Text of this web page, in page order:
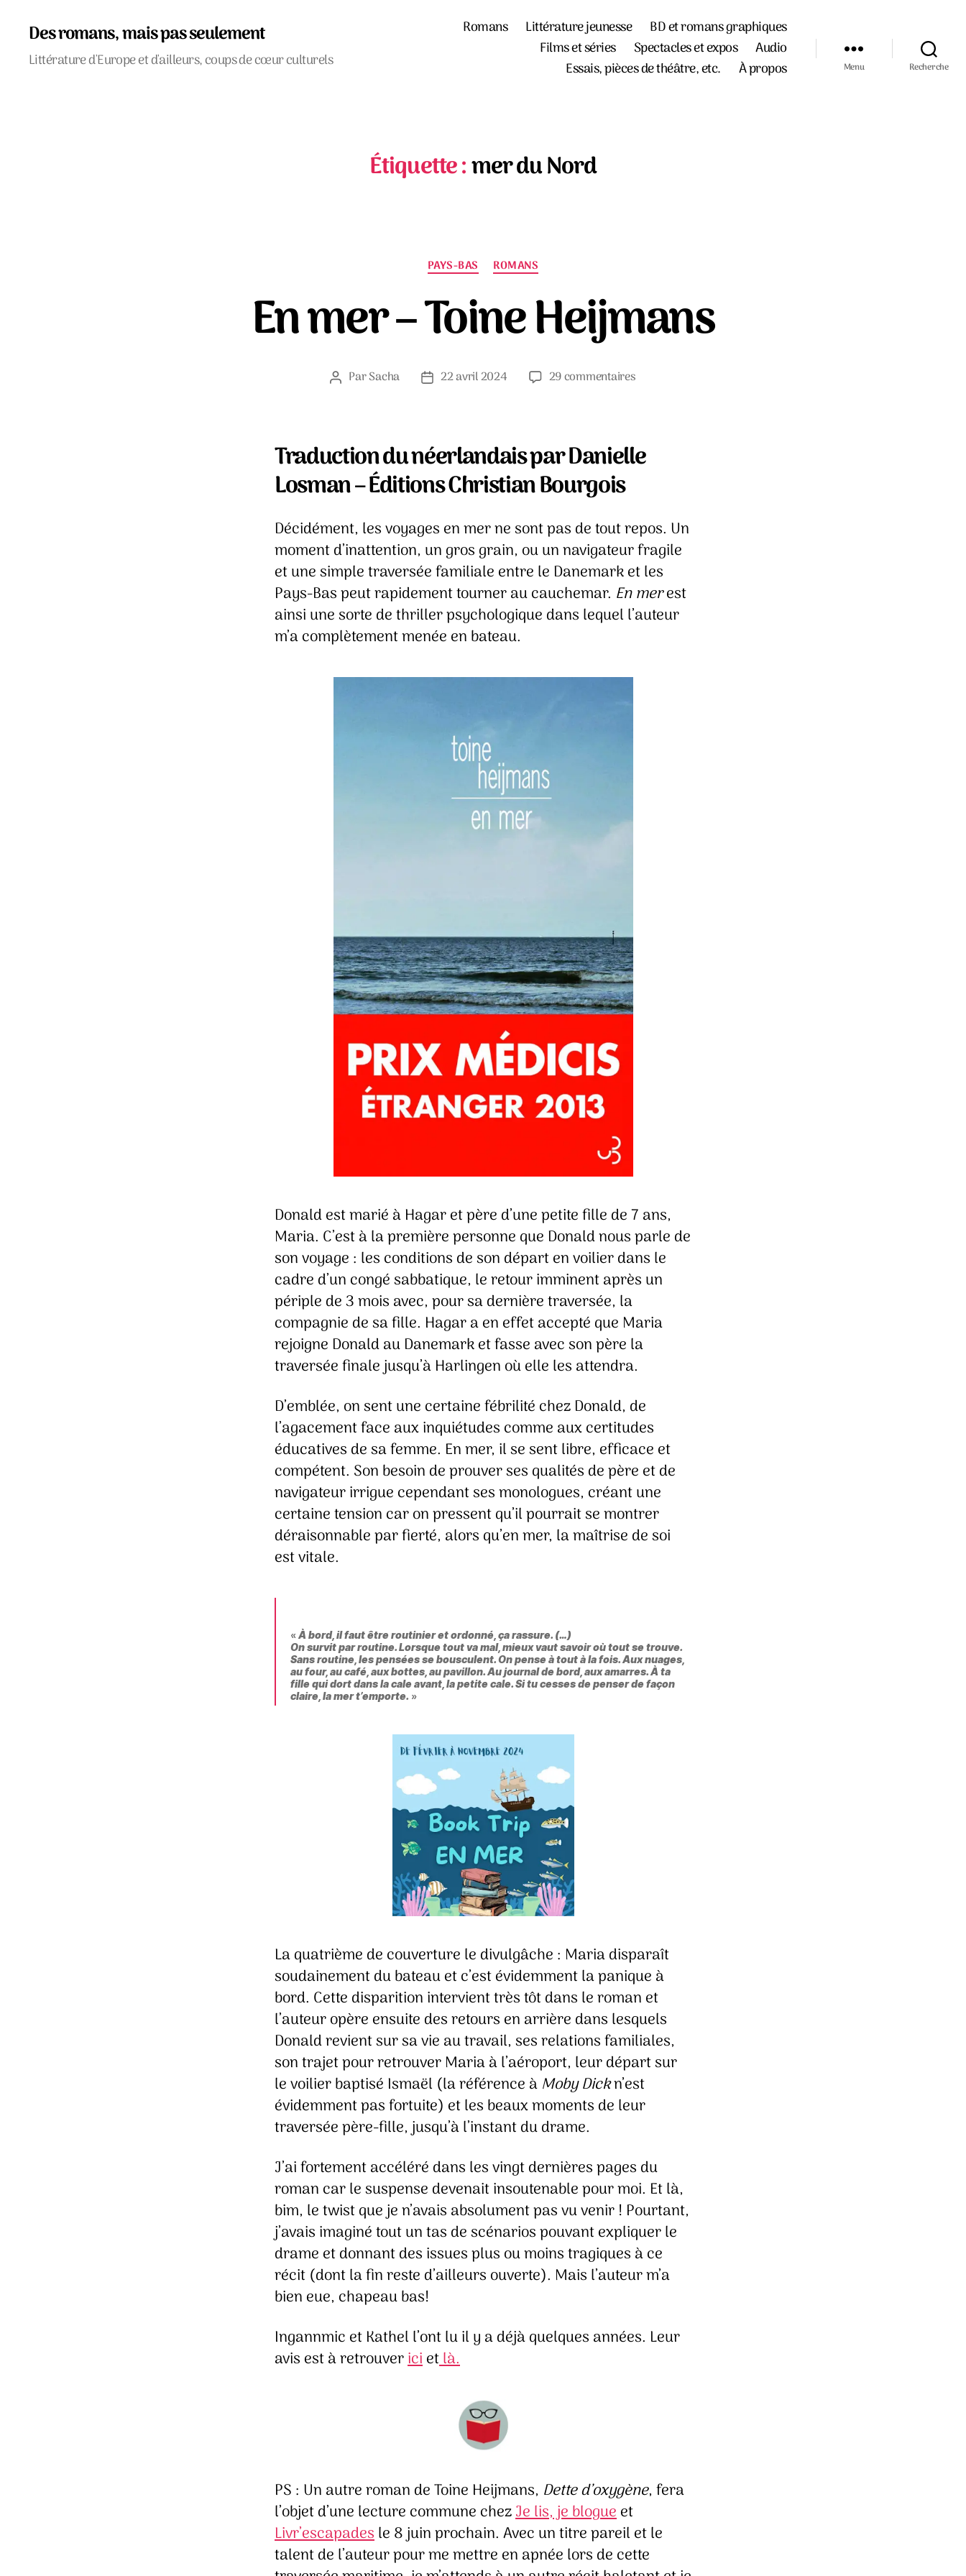
Des romans, mais pas seulement
Littérature d'Europe et d'ailleurs, coups de cœur culturels
Romans Littérature jeunesse
BD et romans graphiques
Films et séries
Spectacles et expos
Audio
Essais, pièces de théâtre, etc.
À propos Menu Recherche
Étiquette :mer du Nord
Catégories
PAYS-BAS ROMANS
En mer – Toine Heijmans
Auteur
ParSacha
Date22 avril 2024 29 commentairessur
Heijmans
Traduction du néerlandais par Danielle
Losman – Éditions Christian Bourgois
Décidément, les voyages en mer ne sont pas de tout repos. Un
moment d’inattention, un gros grain, ou un navigateur fragile
et une simple traversée familiale entre le Danemark et les
Pays-Bas peut rapidement tourner au cauchemar. En merest
ainsi une sorte de thriller psychologique dans lequel l’auteur
m’a complètement menée en bateau.
Donald est marié à Hagar et père d’une petite fille de 7 ans,
Maria. C’est à la première personne que Donald nous parle de
son voyage : les conditions de son départ en voilier dans le
cadre d’un congé sabbatique, le retour imminent après un
périple de 3 mois avec, pour sa dernière traversée, la
compagnie de sa fille. Hagar a en effet accepté que Maria
rejoigne Donald au Danemark et fasse avec son père la
traversée finale jusqu’à Harlingen où elle les attendra.
D’emblée, on sent une certaine fébrilité chez Donald, de
l’agacement face aux inquiétudes comme aux certitudes
éducatives de sa femme. En mer, il se sent libre, efficace et
compétent. Son besoin de prouver ses qualités de père et de
navigateur irrigue cependant ses monologues, créant une
certaine tension car on pressent qu’il pourrait se montrer
déraisonnable par fierté, alors qu’en mer, la maîtrise de soi
est vitale.
«À bord, il faut être routinier et ordonné, ça rassure. (…)
On survit par routine. Lorsque tout va mal, mieux vaut savoir où tout se trouve.
Sans routine, les pensées se bousculent. On pense à tout à la fois. Aux nuages,
au four, au café, aux bottes, au pavillon. Au journal de bord, aux amarres. À ta
fille qui dort dans la cale avant, la petite cale. Si tu cesses de penser de façon
claire, la mer t’emporte. »
La quatrième de couverture le divulgâche : Maria disparaît
soudainement du bateau et c’est évidemment la panique à
bord. Cette disparition intervient très tôt dans le roman et
l’auteur opère ensuite des retours en arrière dans lesquels
Donald revient sur sa vie au travail, ses relations familiales,
son trajet pour retrouver Maria à l’aéroport, leur départ sur
le voilier baptisé Ismaël (la référence à Moby Dickn’est
évidemment pas fortuite) et les beaux moments de leur
traversée père-fille, jusqu’à l’instant du drame.
J’ai fortement accéléré dans les vingt dernières pages du
roman car le suspense devenait insoutenable pour moi. Et là,
bim, le twist que je n’avais absolument pas vu venir ! Pourtant,
j’avais imaginé tout un tas de scénarios pouvant expliquer le
drame et donnant des issues plus ou moins tragiques à ce
récit (dont la fin reste d’ailleurs ouverte). Mais l’auteur m’a
bien eue, chapeau bas!
Ingannmic et Kathel l’ont lu il y a déjà quelques années. Leur
avis est à retrouvericietlà.
PS : Un autre roman de Toine Heijmans, Dette d’oxygène, fera
l’objet d’une lecture commune chezJe lis, je blogueet
Livr’escapadesle 8 juin prochain. Avec un titre pareil et le
talent de l’auteur pour me mettre en apnée lors de cette